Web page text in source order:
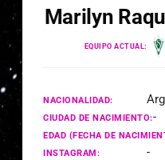
Marilyn
EQUIPO ACTUAL:
NACIONALIDAD:
CIUDAD DE NACIMIENTO:-
EDAD (FECHA DE
INSTAGRAM: -